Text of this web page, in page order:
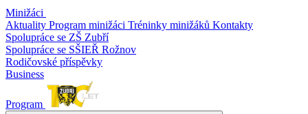
Minižáci
Aktuality Program minižáci Tréninky minižáků Kontakty
Spolupráce se ZŠ Zubří
Spolupráce se SŠIEŘ Rožnov
Rodičovské příspěvky
Business
Program